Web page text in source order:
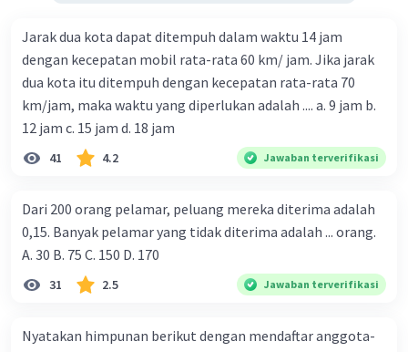
Jarak dua kota dapat ditempuh dalam waktu 14 jam
dengan kecepatan mobil rata-rata 60 km/ jam. Jika jarak
dua kota itu ditempuh dengan kecepatan rata-rata 70
km/jam, maka waktu yang diperlukan adalah .... a. 9 jam b.
12 jam c. 15 jam d. 18 jam
41 4.2 Jawaban terverifikasi
Dari 200 orang pelamar, peluang mereka diterima adalah
0,15. Banyak pelamar yang tidak diterima adalah ... orang.
A. 30 B. 75 C. 150 D. 170
31 2.5 Jawaban terverifikasi
Nyatakan himpunan berikut dengan mendaftar anggota-